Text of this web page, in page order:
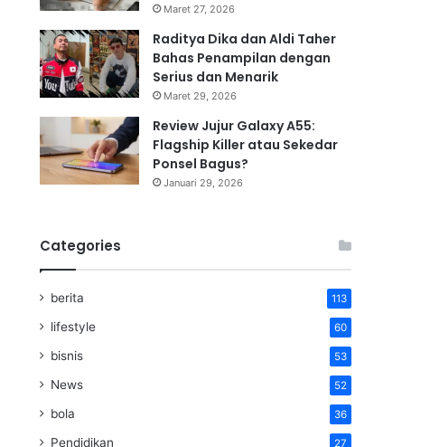
Maret 27, 2026
Raditya Dika dan Aldi Taher
Bahas Penampilan dengan
Serius dan Menarik
Maret 29, 2026
Review Jujur Galaxy A55:
Flagship Killer atau Sekedar
Ponsel Bagus?
Januari 29, 2026
Categories
berita 113
lifestyle 60
bisnis 53
News 52
bola 36
Pendidikan 27